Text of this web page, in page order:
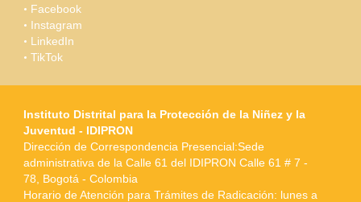
Facebook
Instagram
LinkedIn
TikTok
Instituto Distrital para la Protección de la Niñez y la
Juventud - IDIPRON
Dirección de Correspondencia Presencial:Sede
administrativa de la Calle 61 del IDIPRON Calle 61 # 7 -
78, Bogotá - Colombia
Horario de Atención para Trámites de Radicación: lunes a